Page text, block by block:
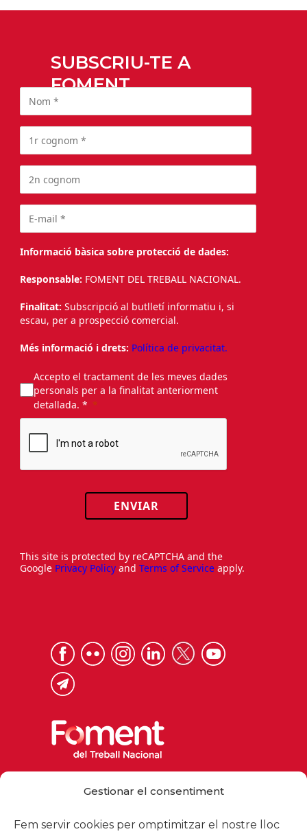
Gestionar el consentiment
Fem servir cookies per omptimitzar el nostre lloc
SUBSCRIU-TE A
FOMENT
Informació bàsica sobre protecció de dades:
Responsable: FOMENT DEL TREBALL NACIONAL.
Finalitat: Subscripció al butlletí informatiu i, si
escau, per a prospecció comercial.
Més informació i drets: Política de privacitat.
Accepto el tractament de les meves dades
personals per a la finalitat anteriorment
detallada. *
ENVIAR
This site is protected by reCAPTCHA and the
Google Privacy Policy and Terms of Service apply.
foment@foment.com